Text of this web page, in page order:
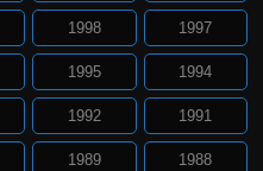
1998 1997
1995 1994
1992 1991
1989 1988